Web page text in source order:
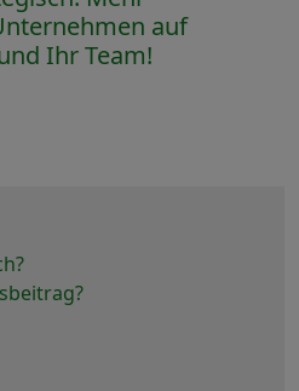
auf
Ihr Team!